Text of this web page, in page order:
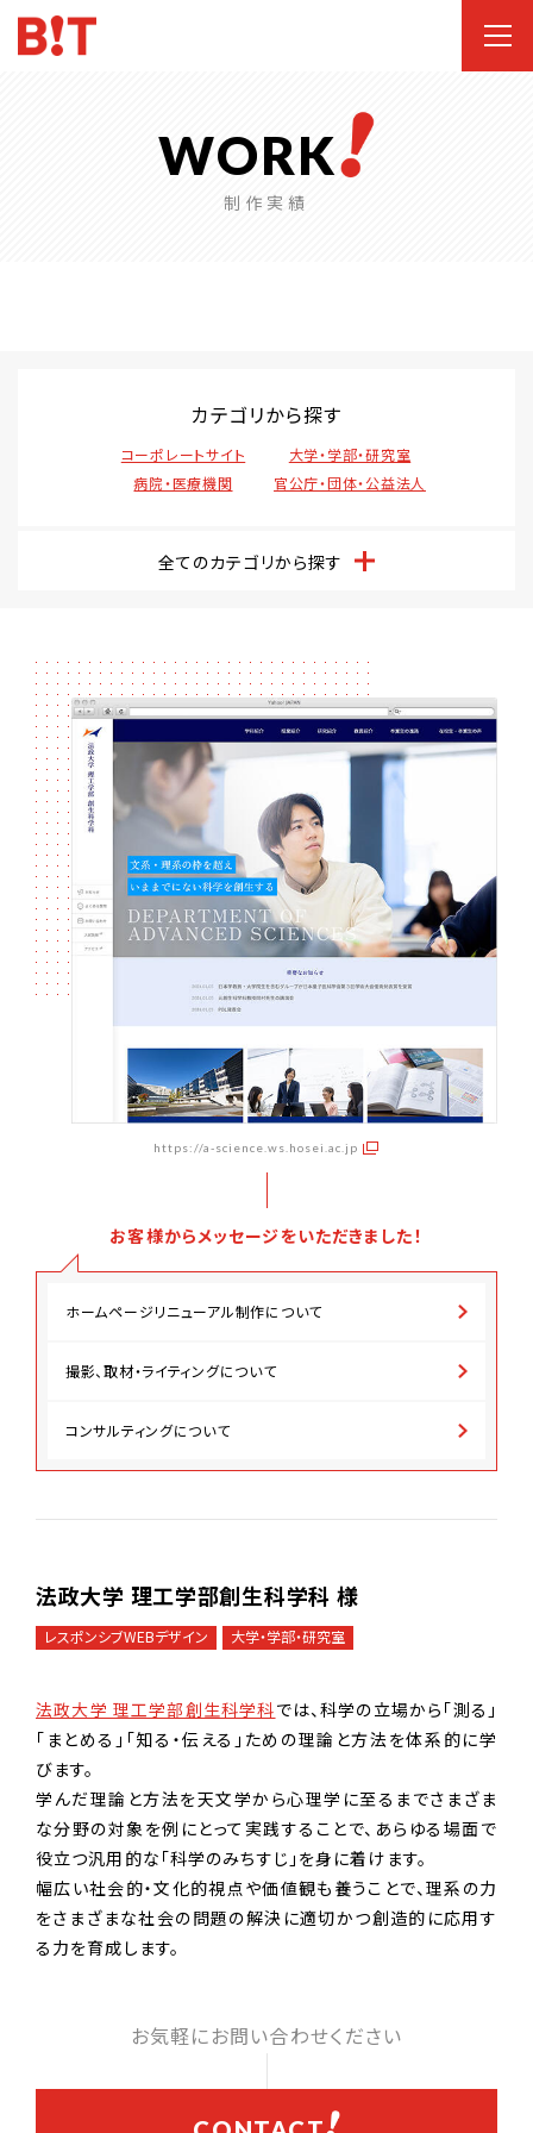
WORK
制作実績
カテゴリから探す
コーポレートサイト
大学・学部・研究室
病院・医療機関
官公庁・団体・公益法人
全てのカテゴリから探す
https://a-science.ws.hosei.ac.jp
お客様からメッセージをいただきました！
ホームページリニューアル制作について
撮影、取材・ライティングについて
コンサルティングについて
法政⼤学 理⼯学部創⽣科学科 様
レスポンシブWEBデザイン 大学・学部・研究室
法政⼤学 理⼯学部創⽣科学科では、科学の立場から「測る」
「まとめる」「知る・伝える」ための理論と方法を体系的に学
びます。
学んだ理論と方法を天文学から心理学に至るまでさまざま
な分野の対象を例にとって実践することで、あらゆる場面で
役立つ汎用的な「科学のみちすじ」を身に着けます。
幅広い社会的・文化的視点や価値観も養うことで、理系の力
をさまざまな社会の問題の解決に適切かつ創造的に応用す
る力を育成します。
お気軽にお問い合わせください